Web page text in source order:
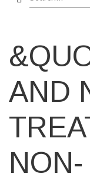
AND
NON-